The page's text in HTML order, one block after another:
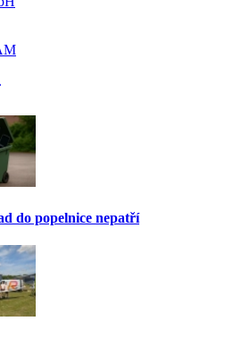
do popelnice nepatří